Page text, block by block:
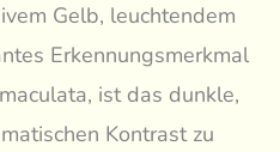
Gelb, leuchtendem
Erkennungsmerkmal
ist das dunkle,
Kontrast zu